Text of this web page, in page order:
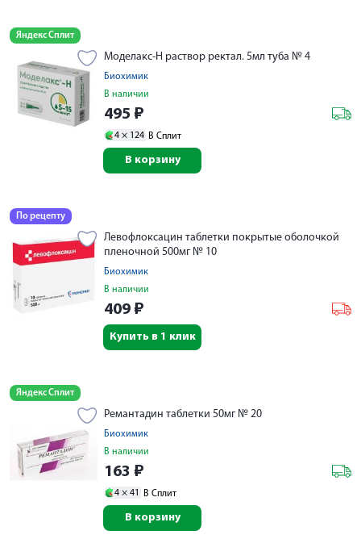
Яндекс Сплит
Моделакс-Н раствор ректал. 5мл туба № 4
Биохимик
В наличии
495 ₽
4 × 124 В Сплит
В корзину
По рецепту
Левофлоксацин таблетки покрытые оболочкой
пленочной 500мг № 10
Биохимик
В наличии
409 ₽
Купить в 1 клик
Яндекс Сплит
Ремантадин таблетки 50мг № 20
Биохимик
В наличии
163 ₽
4 × 41 В Сплит
В корзину